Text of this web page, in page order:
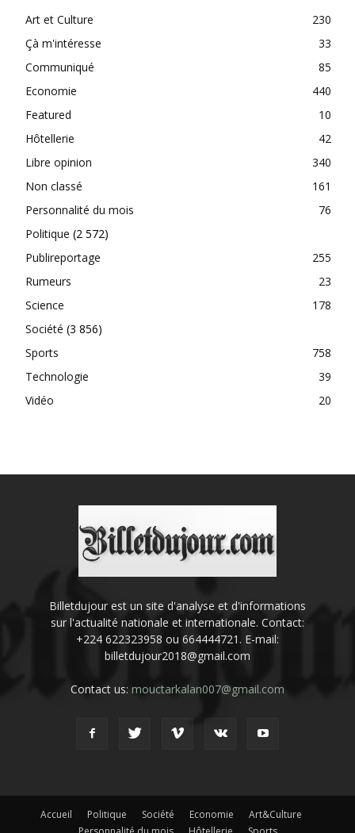
Art et Culture
230
Çà m'intéresse
33
Communiqué
85
Economie
440
Featured
10
Hôtellerie
42
Libre opinion
340
Non classé
161
Personnalité du mois
76
Politique (2 572)
Publireportage
255
Rumeurs
23
Science
178
Société (3 856)
Sports
758
Technologie
39
Vidéo
20
Billetdujour est un site d'analyse et d'informations
sur l'actualité nationale et internationale. Contact:
+224 622323958 ou 664444721. E-mail:
billetdujour2018@gmail.com
Contact us: mouctarkalan007@gmail.com
Accueil Politique Société Economie
Art&Culture